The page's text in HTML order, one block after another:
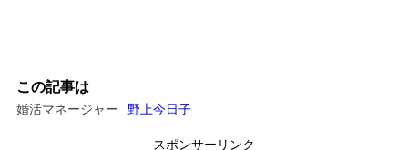
この記事は
婚活マネージャー 野上今日子
スポンサーリンク